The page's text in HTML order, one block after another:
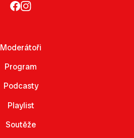
Moderátoři
Program
Podcasty
Playlist
Soutěže